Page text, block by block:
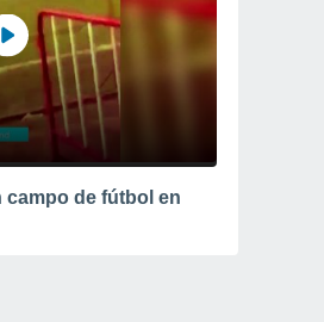
campo de fútbol en